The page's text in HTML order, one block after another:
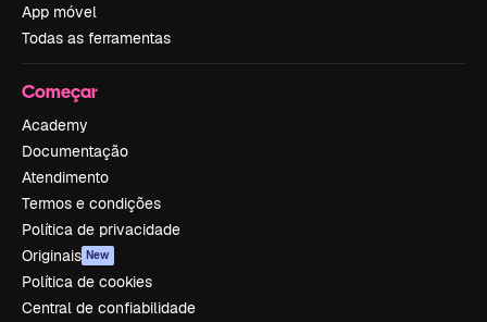
App móvel
Todas as ferramentas
Começar
Academy
Documentação
Atendimento
Termos e condições
Política de privacidade
Originais New
Política de cookies
Central de confiabilidade